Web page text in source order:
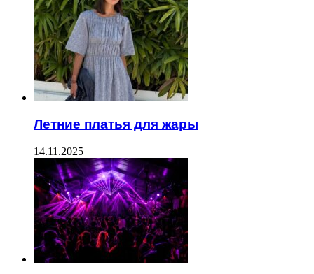
Летние платья для жары
14.11.2025